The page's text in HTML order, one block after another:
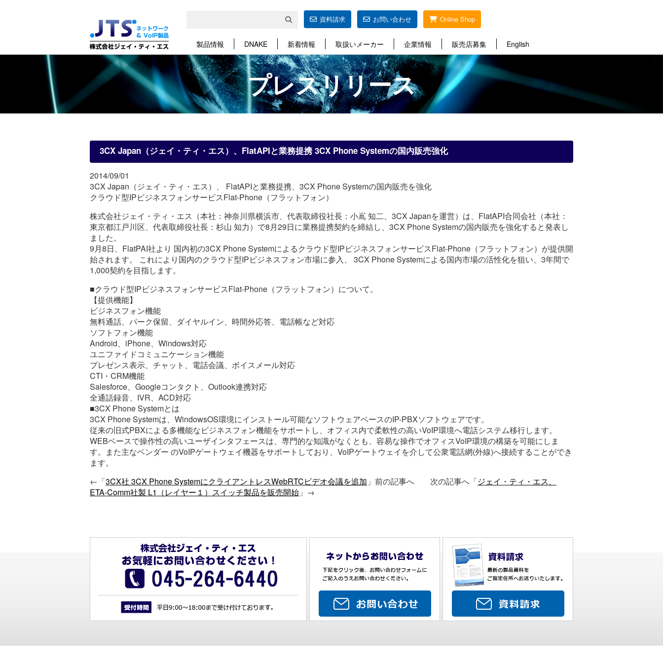
資料請求 お問い合わせ Online Shop
製品情報 DNAKE 新着情報 取扱いメーカー 企業情報 販売店募集 English
プレスリリース
3CX Japan（ジェイ・ティ・エス）、FlatAPIと業務提携 3CX Phone Systemの国内販売強化
2014/09/01
3CX Japan（ジェイ・ティ・エス）、 FlatAPIと業務提携、3CX Phone Systemの国内販売を強化
クラウド型IPビジネスフォンサービスFlat-Phone（フラットフォン）
株式会社ジェイ・ティ・エス（本社：神奈川県横浜市、代表取締役社長：小嶌 知二、3CX Japanを運営）は、FlatAPI合同会社（本社：
東京都江戸川区、代表取締役社長：杉山 知力）で8月29日に業務提携契約を締結し、3CX Phone Systemの国内販売を強化すると発表し
ました。
9月8日、FlatPAI社より 国内初の3CX Phone Systemによるクラウド型IPビジネスフォンサービスFlat-Phone（フラットフォン）が提供開
始されます。 これにより国内のクラウド型IPビジネスフォン市場に参入、 3CX Phone Systemによる国内市場の活性化を狙い、3年間で
1,000契約を目指します。
■クラウド型IPビジネスフォンサービスFlat-Phone（フラットフォン）について。
【提供機能】
ビジネスフォン機能
無料通話、パーク保留、ダイヤルイン、時間外応答、電話帳など対応
ソフトフォン機能
Android、iPhone、Windows対応
ユニファイドコミュニケーション機能
プレゼンス表示、チャット、電話会議、ボイスメール対応
CTI・CRM機能
Salesforce、Googleコンタクト、Outlook連携対応
全通話録音、IVR、ACD対応
■3CX Phone Systemとは
3CX Phone Systemは、WindowsOS環境にインストール可能なソフトウェアベースのIP-PBXソフトウェアです。
従来の旧式PBXによる多機能なビジネスフォン機能をサポートし、オフィス内で柔軟性の高いVoIP環境へ電話システム移行します。
WEBベースで操作性の高いユーザインタフェースは、専門的な知識がなくとも、容易な操作でオフィスVoIP環境の構築を可能にしま
す。また主なベンダー のVoIPゲートウェイ機器をサポートしており、VoIPゲートウェイを介して公衆電話網(外線)へ接続することができ
ます。
←「3CX社 3CX Phone SystemにクライアントレスWebRTCビデオ会議を追加 」前の記事へ 次の記事へ「ジェイ・ティ・エス、
ETA-Comm社製 L1（レイヤー１）スイッチ製品を販売開始 」→